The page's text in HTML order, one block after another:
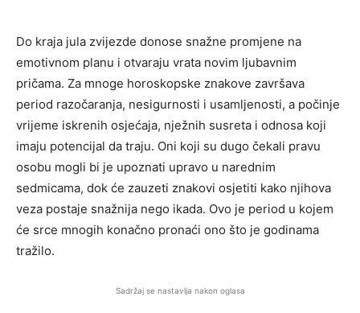
Do kraja jula zvijezde donose snažne promjene na
emotivnom planu i otvaraju vrata novim ljubavnim
pričama. Za mnoge horoskopske znakove završava
period razočaranja, nesigurnosti i usamljenosti, a počinje
vrijeme iskrenih osjećaja, nježnih susreta i odnosa koji
imaju potencijal da traju. Oni koji su dugo čekali pravu
osobu mogli bi je upoznati upravo u narednim
sedmicama, dok će zauzeti znakovi osjetiti kako njihova
veza postaje snažnija nego ikada. Ovo je period u kojem
će srce mnogih konačno pronaći ono što je godinama
tražilo.
Sadržaj se nastavlja nakon oglasa